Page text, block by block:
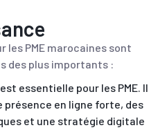
les PME marocaines sont
des plus importants :
essentielle pour les PME. Il
présence en ligne forte, des
et une stratégie digitale